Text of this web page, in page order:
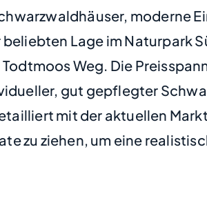
moderne
Lage im Naturpark
Weg. Die
gut gepflegter
mit der aktuellen
zu ziehen, um eine